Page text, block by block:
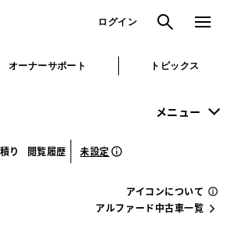
ログイン 検索 メニュ
オーナーサポート トピックス
メニュー
り 閲覧履歴 未設定
アイコンについて
アルファード中古車一覧